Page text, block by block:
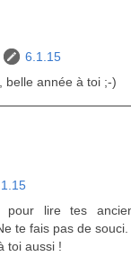
6.1.15
belle année à toi ;-)
lire tes
te fais pas de souci.
toi aussi !